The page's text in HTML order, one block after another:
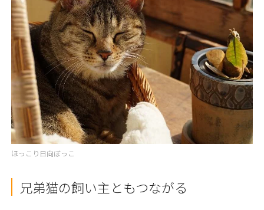
ほっこり日向ぼっこ
兄弟猫の飼い主ともつながる